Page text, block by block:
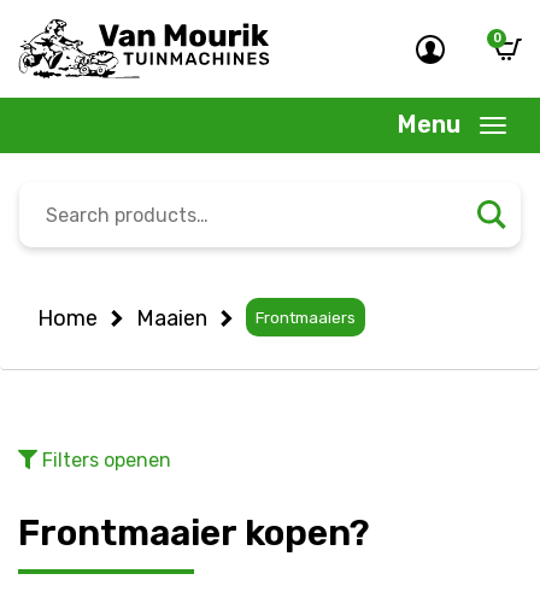
0
Menu
Search
Home Maaien Frontmaaiers
Filters openen
Frontmaaier kopen?